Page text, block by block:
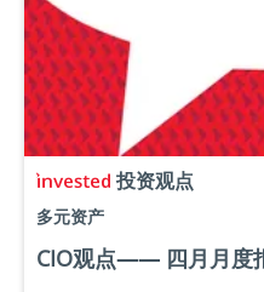
投资观点
多元资产
CIO观点—— 四月月度